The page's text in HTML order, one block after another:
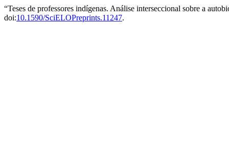
“Teses de professores indígenas. Análise interseccional sobre a
doi:10.1590/SciELOPreprints.11247.